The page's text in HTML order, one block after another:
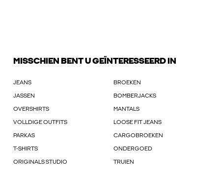
MISSCHIEN BENT U GEÏNTERESSEERD IN
JEANS BROEKEN
JASSEN BOMBERJACKS
OVERSHIRTS MANTALS
VOLLDIGE OUTFITS LOOSE FIT JEANS
PARKAS CARGOBROEKEN
T-SHIRTS ONDERGOED
ORIGINALS STUDIO TRUIEN